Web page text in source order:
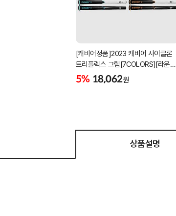
[캐비어정품]2023 캐비어 사이클론
트리플렉스 그립[7COLORS][라운드]
[39g/42g/46g/50g][R/S 토크]
5% 18,062원
상품설명